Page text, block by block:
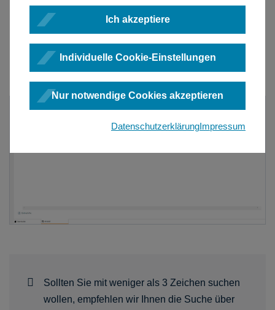
Ich akzeptiere
Individuelle Cookie-Einstellungen
Nur notwendige Cookies akzeptieren
DatenschutzerklärungImpressum
Grundbuch
Blattnummer
der einzelnen Grundbuchanträge und zeigt alle
gefundenen Treffer in der Liste an.
Sollten Sie mit weniger als 3 Zeichen suchen
wollen, empfehlen wir Ihnen die Suche über